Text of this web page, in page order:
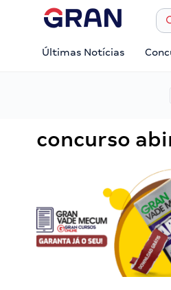
Últimas Notícias
concurso